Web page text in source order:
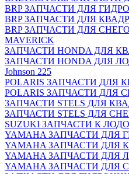
BRP ЗАПЧАСТИ ДЛЯ
BRP ЗАПЧАСТИ ДЛЯ
BRP ЗАПЧАСТИ ДЛЯ
MAVERICK
ЗАПЧАСТИ HONDA ДЛЯ
ЗАПЧАСТИ HONDA ДЛЯ
Johnson 225
POLARIS ЗАПЧАСТИ ДЛЯ
POLARIS ЗАПЧАСТИ ДЛЯ
ЗАПЧАСТИ STELS ДЛЯ
ЗАПЧАСТИ STELS ДЛЯ
SUZUKI ЗАПЧАСТИ К
YAMAHA ЗАПЧАСТИ ДЛЯ
YAMAHA ЗАПЧАСТИ ДЛЯ
YAMAHA ЗАПЧАСТИ ДЛЯ
YAMAHA ЗАПЧАСТИ ДЛЯ